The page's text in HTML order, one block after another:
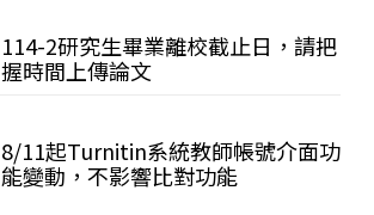
114-2研究生畢業離校截止日，請把
握時間上傳論文
8/11起Turnitin系統教師帳號介面功
能變動，不影響比對功能